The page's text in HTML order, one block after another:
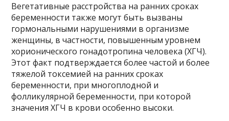
Вегетативные расстройства на ранних сроках
беременности также могут быть вызваны
гормональными нарушениями в организме
женщины, в частности, повышенным уровнем
хорионического гонадотропина человека (ХГЧ).
Этот факт подтверждается более частой и более
тяжелой токсемией на ранних сроках
беременности, при многоплодной и
фолликулярной беременности, при которой
значения ХГЧ в крови особенно высоки.